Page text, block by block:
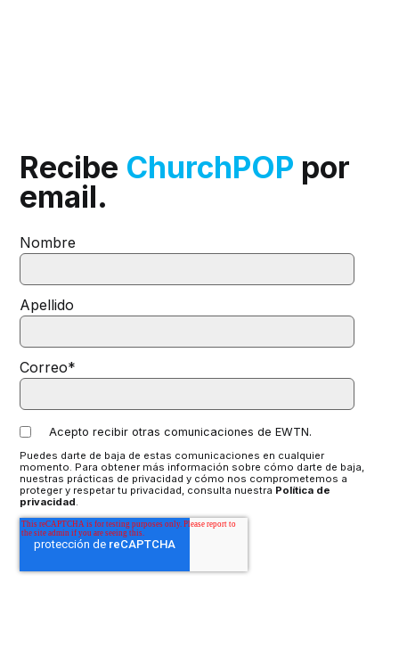
Recibe ChurchPOP por
email.
Nombre
Apellido
Correo*
Acepto recibir otras comunicaciones de EWTN.
Puedes darte de baja de estas comunicaciones en cualquier
momento. Para obtener más información sobre cómo darte de baja,
nuestras prácticas de privacidad y cómo nos comprometemos a
proteger y respetar tu privacidad, consulta nuestra Política de
privacidad.